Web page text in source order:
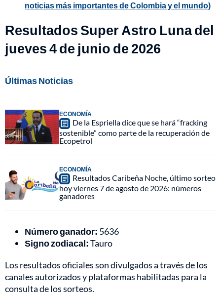
noticias más importantes de Colombia y el mundo)
Resultados Super Astro Luna del
jueves 4 de junio de 2026
Últimas Noticias
ECONOMÍA
De la Espriella dice que se hará “fracking
sostenible” como parte de la recuperación de
Ecopetrol
ECONOMÍA
Resultados Caribeña Noche, último sorteo
hoy viernes 7 de agosto de 2026: números
ganadores
Número ganador: 5636
Signo zodiacal:Tauro
Los resultados oficiales son divulgados a través de los
canales autorizados y plataformas habilitadas para la
consulta de los sorteos.